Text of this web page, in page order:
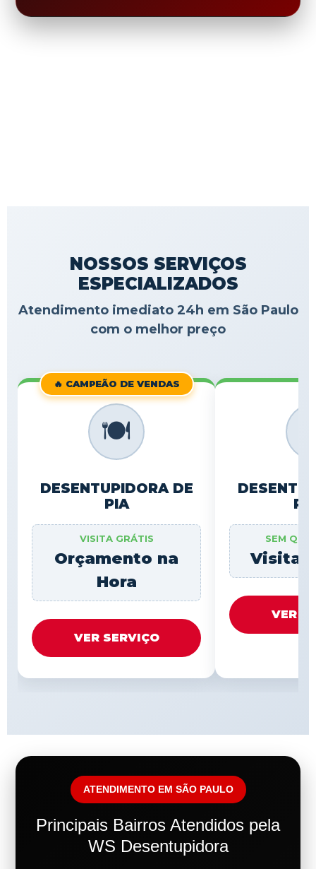
NOSSOS SERVIÇOS
ESPECIALIZADOS
Atendimento imediato 24h em São Paulo
com o melhor preço
🔥 CAMPEÃO DE VENDAS
🍽️
DESENTUPIDORA DE
PIA
VISITA GRÁTIS
Orçamento na
Hora
VER SERVIÇO
SEM
Visita
VER
ATENDIMENTO EM SÃO PAULO
Principais Bairros Atendidos pela
WS Desentupidora